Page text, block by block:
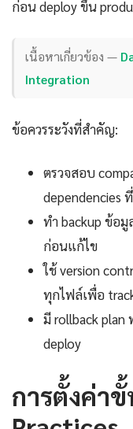
ก่อน deploy ขึ้น
เนื้อหาเกี่ยวข้อง —
Integration
ข้อควรระวังที่สำคัญ:
ตรวจสอบ
dependencies
ทำ backup ข้อ
ก่อนแก้ไข
ใช้ version
ทุกไฟล์เพื่อ
มี rollback
deploy
การตั้งค่า